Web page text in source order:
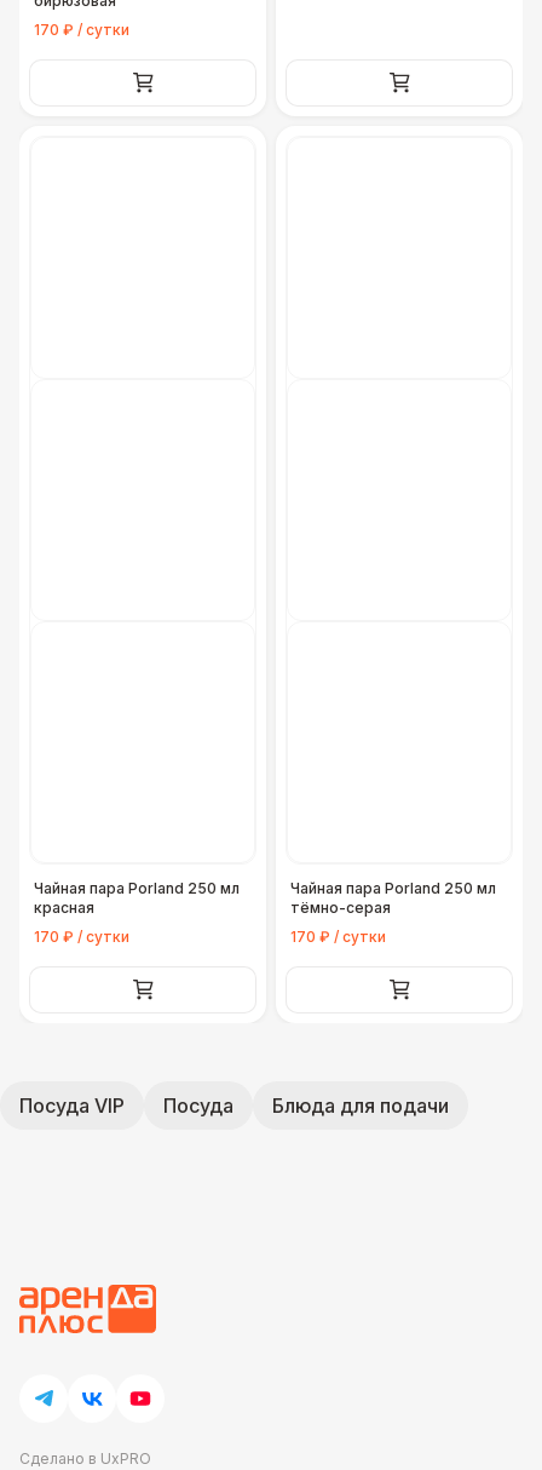
170 ₽ / сутки
Чайная пара Porland 250 мл
красная
170 ₽ / сутки
Чайная пара Porland 250 мл
тёмно-серая
170 ₽ / сутки
Посуда VIP Посуда Блюда для подачи
Сделано в UxPRO